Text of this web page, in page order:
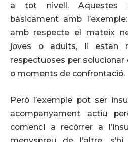
a tot nivell. Aquestes
bàsicament amb
amb respecte el mateix
joves o adults, li estan
respectuoses per
o moments de confrontació.
Però l’exemple pot ser
acompanyament actiu
comenci a recórrer a